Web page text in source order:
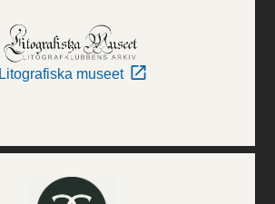
Litografiska museet